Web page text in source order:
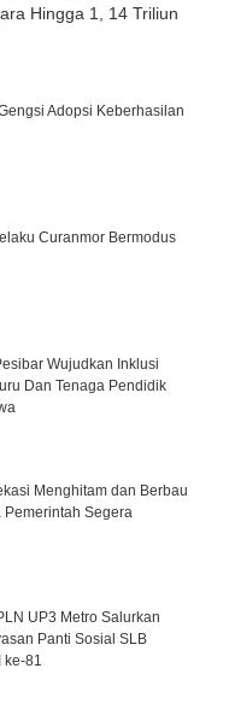
Hingga 1, 14 Triliun
Adopsi Keberhasilan
Curanmor Bermodus
Wujudkan Inklusi
Dan Tenaga Pendidik
Menghitam dan Berbau
Pemerintah Segera
UP3 Metro Salurkan
Panti Sosial SLB
ke-81